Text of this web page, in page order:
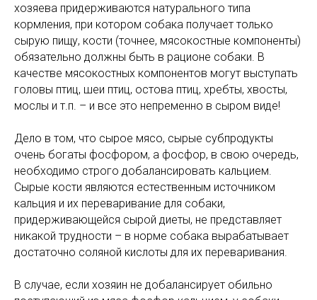
хозяева придерживаются натурального типа
кормления, при котором собака получает только
сырую пищу, кости (точнее, мясокостные компоненты)
обязательно должны быть в рационе собаки. В
качестве мясокостных компонентов могут выступать
головы птиц, шеи птиц, остова птиц, хребты, хвосты,
мослы и т.п. – и все это непременно в сыром виде!
Дело в том, что сырое мясо, сырые субпродукты
очень богаты фосфором, а фосфор, в свою очередь,
необходимо строго добалансировать кальцием.
Сырые кости являются естественным источником
кальция и их переваривание для собаки,
придерживающейся сырой диеты, не представляет
никакой трудности – в норме собака вырабатывает
достаточно соляной кислоты для их переваривания.
В случае, если хозяин не добалансирует обильно